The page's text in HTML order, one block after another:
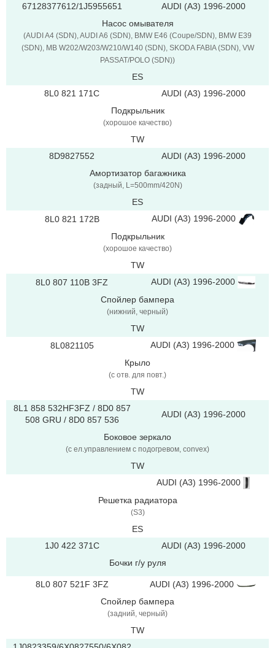
67128377612/1J5955651
AUDI (A3) 1996-2000
Насос омывателя
(AUDI A4 (SDN), AUDI A6 (SDN), BMW E46 (Coupe/SDN), BMW E39
(SDN), MB W202/W203/W210/W140 (SDN), SKODA FABIA (SDN), VW
PASSAT/POLO (SDN))
ES
8L0 821 171C
AUDI (A3) 1996-2000
Подкрыльник
(хорошое качество)
TW
8D9827552
AUDI (A3) 1996-2000
Амортизатор багажника
(задный, L=500mm/420N)
ES
8L0 821 172B
AUDI (A3) 1996-2000
Подкрыльник
(хорошое качество)
TW
8L0 807 110B 3FZ
AUDI (A3) 1996-2000
Спойлер бампера
(нижний, черный)
TW
8L0821105
AUDI (A3) 1996-2000
Крыло
(с отв. для повт.)
TW
8L1 858 532HF3FZ / 8D0 857
508 GRU / 8D0 857 536
AUDI (A3) 1996-2000
Боковое зеркало
(с ел.управлением с подогревом, convex)
TW
AUDI (A3) 1996-2000
Решетка радиатора
(S3)
ES
1J0 422 371C
AUDI (A3) 1996-2000
Бочки г/у руля
8L0 807 521F 3FZ
AUDI (A3) 1996-2000
Спойлер бампера
(задний, черный)
TW